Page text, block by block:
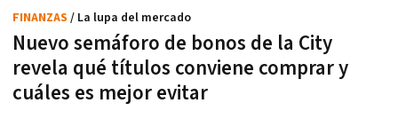
Nuevo semáforo de bonos de la City
revela qué títulos conviene comprar y
cuáles es mejor evitar
FINANZAS / La lupa del mercado